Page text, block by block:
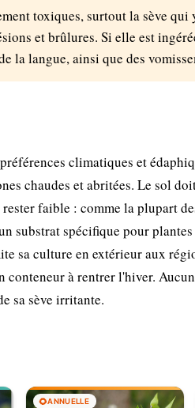
toxiques, surtout la sève qui
et brûlures. Si elle est
la langue, ainsi que des
climatiques et
chaudes et abritées. Le sol
faible : comme la plupart
substrat spécifique pour
sa culture en extérieur aux
à rentrer l'hiver.
sa sève irritante.
🌻ANNUELLE